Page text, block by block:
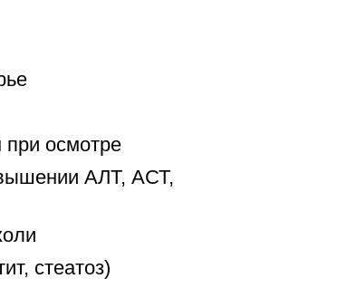
при осмотре
АЛТ, АСТ,
стеатоз)